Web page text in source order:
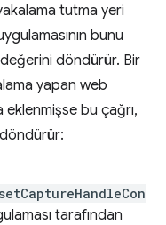
tutma yeri
bunu
değerini döndürür. Bir
yapan web
eklenmişse bu çağrı,
tarafından